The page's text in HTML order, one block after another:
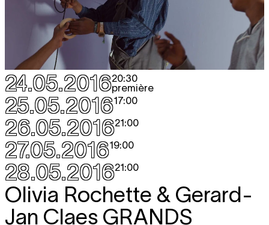
24.05.201620:30
première
25.05.201617:00
26.05.201621:00
27.05.201619:00
28.05.201621:00
Olivia Rochette & Gerard-
Jan Claes GRANDS